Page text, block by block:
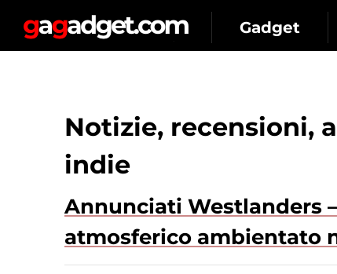
Gadget
Notizie, recensioni,
indie
Annunciati Westlanders
atmosferico ambientato